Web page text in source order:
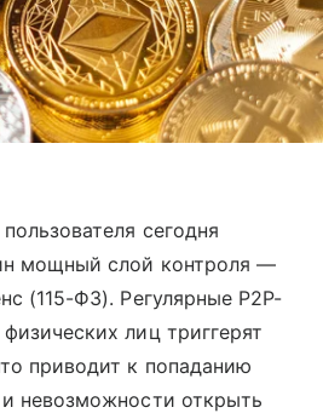
сегодня
мощный слой контроля —
(115-ФЗ). Регулярные P2P-
лиц триггерят
приводит к попаданию
невозможности открыть